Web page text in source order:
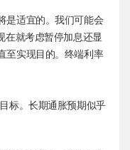
是适宜的。我们可能会
在就考虑暂停加息还显
至实现目的。终端利率
标。长期通胀预期似乎